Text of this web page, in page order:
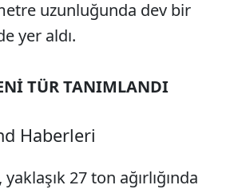
uzunluğunda dev bir
yer aldı.
TÜR TANIMLANDI
Haberleri
Sesi Aç
27 ton ağırlığında